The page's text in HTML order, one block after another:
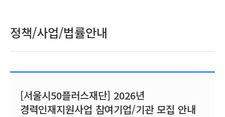
정책/사업/법률안내
[서울시50플러스재단] 2026년
경력인재지원사업 참여기업/기관 모집 안내